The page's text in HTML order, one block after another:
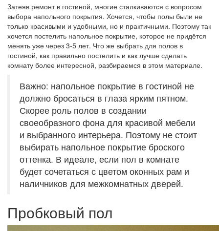
Затеяв ремонт в гостиной, многие сталкиваются с вопросом
выбора напольного покрытия. Хочется, чтобы полы были не
только красивыми и удобными, но и практичными. Поэтому так
хочется постелить напольное покрытие, которое не придётся
менять уже через 3-5 лет. Что же выбрать для полов в
гостиной, как правильно постелить и как лучше сделать
комнату более интересной, разбираемся в этом материале.
Важно: напольное покрытие в гостиной не
должно бросаться в глаза ярким пятном.
Скорее роль полов в создании
своеобразного фона для красивой мебели
и выбранного интерьера. Поэтому не стоит
выбирать напольное покрытие броского
оттенка. В идеале, если пол в комнате
будет сочетаться с цветом оконных рам и
наличников для межкомнатных дверей.
Пробковый пол